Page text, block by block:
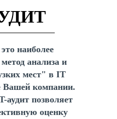
наиболее
анализа и
мест" в IT
Вашей компании.
позволяет
оценку